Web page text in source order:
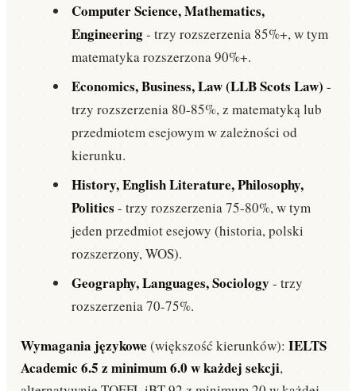
Computer Science, Mathematics,
Engineering- trzy rozszerzenia 85%+, w tym
matematyka rozszerzona 90%+.
Economics, Business, Law (LLB Scots Law) -
trzy rozszerzenia 80-85%, z matematyką lub
przedmiotem esejowym w zależności od
kierunku.
History, English Literature, Philosophy,
Politics - trzy rozszerzenia 75-80%, w tym
jeden przedmiot esejowy (historia, polski
rozszerzony, WOS).
Geography, Languages, Sociology - trzy
rozszerzenia 70-75%.
Wymagania językowe (większość kierunków): IELTS
Academic 6.5 z minimum 6.0 w każdej sekcji,